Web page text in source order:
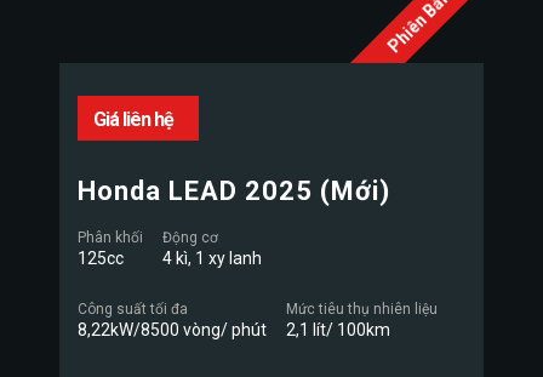
Giá liên hệ
Honda LEAD 2025 (Mới)
Phân khối
125cc
Động cơ
4 kì, 1 xy lanh
Công suất tối đa
8,22kW/8500 vòng/ phút
Mức tiêu thụ nhiên liệu
2,1 lít/ 100km